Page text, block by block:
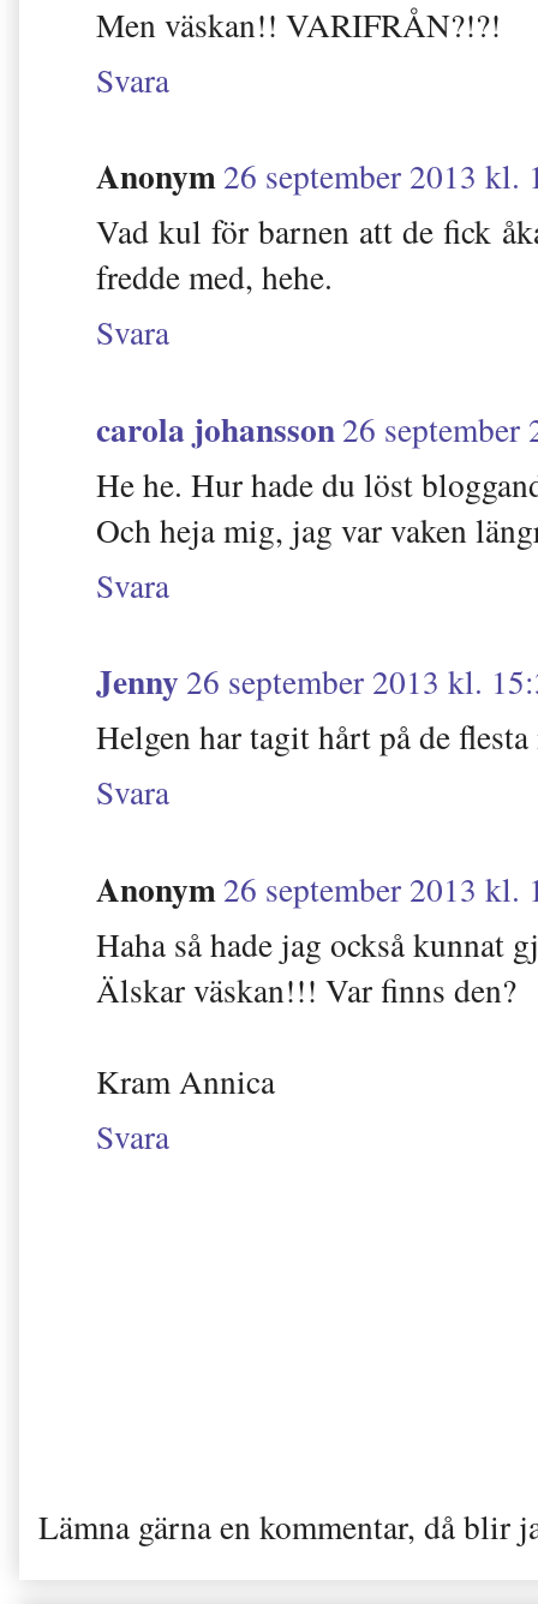
Men väskan!! VARIFRÅN?!?!
Svara
Anonym26 september 2013 kl.
Vad kul för barnen att de fick
fredde med, hehe.
Svara
carola johansson26
He he. Hur hade du löst
Och heja mig, jag var vaken
Svara
Jenny 26 september 2013 kl.
Helgen har tagit hårt på de
Svara
Anonym26 september 2013 kl.
Haha så hade jag också kunnat
Älskar väskan!!! Var finns den?
Kram Annica
Svara
Lämna gärna en kommentar, då blir